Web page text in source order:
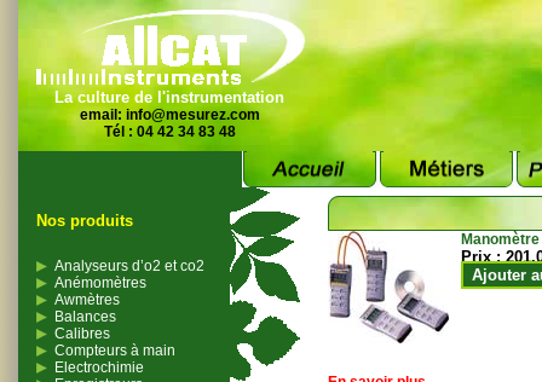
La culture de l'instrumentation
email: info@mesurez.com
Tél : 04 42 34 83 48
Nos produits
Analyseurs d’o2 et co2
Anémomètres
Awmètres
Balances
Calibres
Compteurs à main
Electrochimie
Prix :
Ajouter